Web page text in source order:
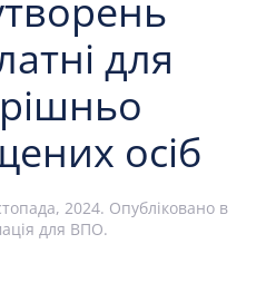
для
осіб
2024. Опубліковано в
для ВПО.